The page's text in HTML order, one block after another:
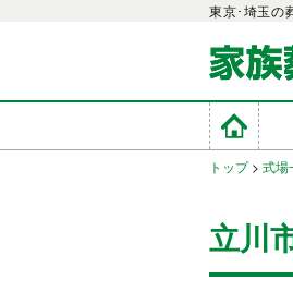
東京･埼玉の
トップ > 式場
立川